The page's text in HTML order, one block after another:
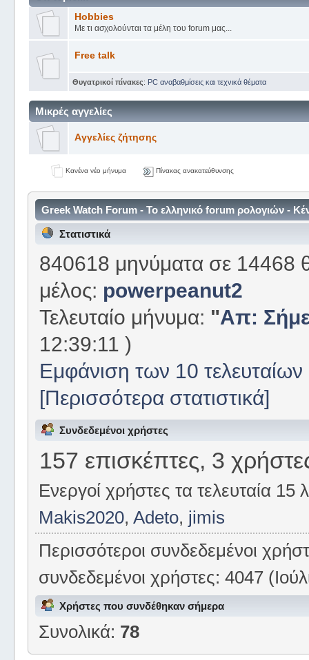
Hobbies
Με τι ασχολούνται τα μέλη του forum μας...
Free talk
Θυγατρικοί πίνακες: PC αναβαθμίσεις και τεχνικά θέματα
Mικρές αγγελίες
Aγγελίες ζήτησης
Κανένα νέο μήνυμα Πίνακας ανακατεύθυνσης
Greek Watch Forum - Το ελληνικό forum ρολογιών -
Στατιστικά
840618 μηνύματα σε 14468
μέλος: powerpeanut2
Τελευταίο μήνυμα: "Απ:
12:39:11 )
Εμφάνιση των 10
[Περισσότερα στατιστικά]
Συνδεδεμένοι χρήστες
157 επισκέπτες, 3
Ενεργοί χρήστες τα τελευταία 15
Makis2020, Adeto, jimis
Περισσότεροι συνδεδεμένοι
συνδεδεμένοι χρήστες: 4047
Χρήστες που συνδέθηκαν σήμερα
Συνολικά: 78